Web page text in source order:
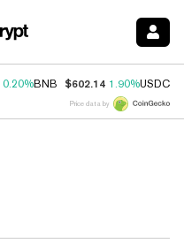
0.20%BNB $602.14 1.90%USDC
Price data by